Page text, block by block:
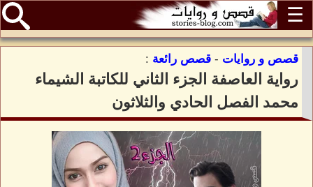
☰
قصص و روايات - قصص رائعة :
رواية العاصفة الجزء الثاني للكاتبة الشيماء
محمد الفصل الحادي والثلاثون